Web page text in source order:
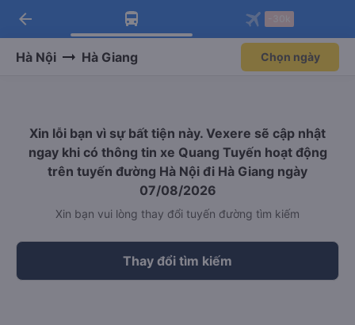
Tải app Vexere ngay!
Nhận ưu đãi thành viên độc
Mở app
Tải app Vexere
-30k/ghế khi đặt vé máy bay qua
Mở app
arrow_back
Hà Nội Hà Giang Chọn ngày
Xin lỗi bạn vì sự bất tiện này. Vexere sẽ cập nhật
ngay khi có thông tin xe Quang Tuyến hoạt động
trên tuyến đường Hà Nội đi Hà Giang ngày
07/08/2026
Xin bạn vui lòng thay đổi tuyến đường tìm kiếm
Thay đổi tìm kiếm